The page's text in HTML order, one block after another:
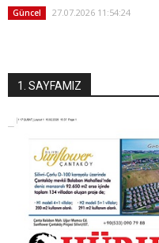
Güncel 27.07.2026 11:54:24
1. SAYFAMIZ